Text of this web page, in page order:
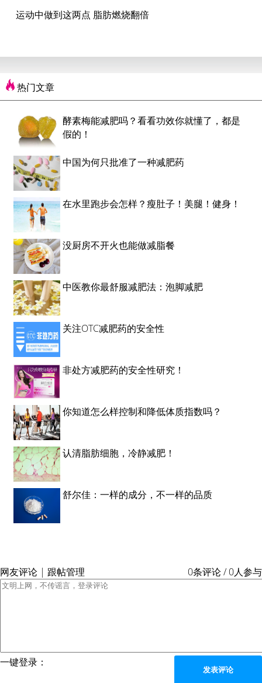
运动中做到这两点 脂肪燃烧翻倍
热门文章
酵素梅能减肥吗？看看功效你就懂了，都是
假的！
中国为何只批准了一种减肥药
在水里跑步会怎样？瘦肚子！美腿！健身！
没厨房不开火也能做减脂餐
中医教你最舒服减肥法：泡脚减肥
关注OTC减肥药的安全性
非处方减肥药的安全性研究！
你知道怎么样控制和降低体质指数吗？
认清脂肪细胞，冷静减肥！
舒尔佳：一样的成分，不一样的品质
网友评论 | 跟帖管理 0条评论 / 0人参与
一键登录：
发表评论